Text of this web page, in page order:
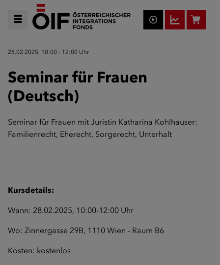
28.02.2025, 10:00 - 12:00 Uhr
Seminar für Frauen
(Deutsch)
Seminar für Frauen mit Juristin Katharina Kohlhauser:
Familienrecht, Eherecht, Sorgerecht, Unterhalt
Kursdetails:
Wann: 28.02.2025, 10:00-12:00 Uhr
Wo: Zinnergasse 29B, 1110 Wien - Raum B6
Kosten: kostenlos